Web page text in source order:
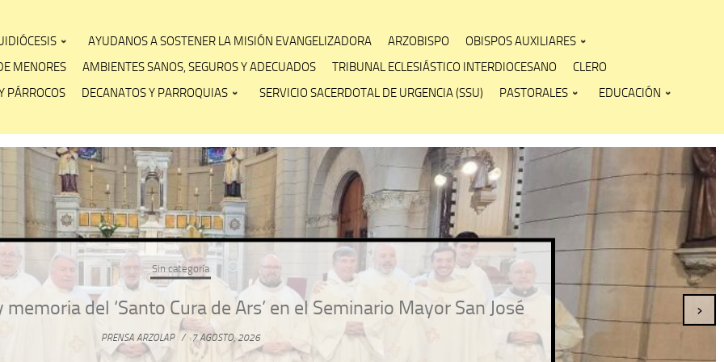
AYUDANOS A SOSTENER LA MISIÓN EVANGELIZADORA ARZOBISPO
OBISPOS AUXILIARES
MENORES
AMBIENTES SANOS, SEGUROS Y ADECUADOS TRIBUNAL ECLESIÁSTICO INTERDIOCESANO
CLERO
PÁRROCOS
DECANATOS Y PARROQUIAS SERVICIO SACERDOTAL DE URGENCIA (SSU) PASTORALES EDUCACIÓN
Sin categoría
del ‘Santo Cura de Ars’ en el Seminario Mayor San José
PRENSA ARZOLAP / 7 AGOSTO, 2026
›